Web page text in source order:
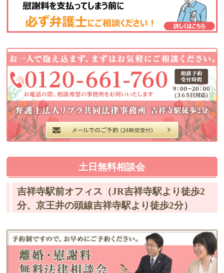
土日無料相談会
吉祥寺駅前オフィス（JR吉祥寺駅より徒歩2
分、京王井の頭線吉祥寺駅より徒歩2分）